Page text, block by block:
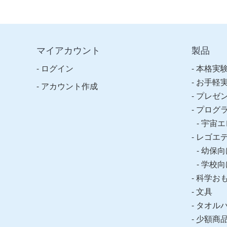
マイアカウント
ログイン
アカウント作成
製品
本格実
お手軽
プレゼ
プログ
宇宙
レゴエ
幼保
学校
科学お
文具
タオル
少額商